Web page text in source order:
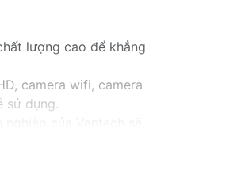
lượng cao để khẳng
camera wifi, camera
sử dụng.
là một lựa chọn